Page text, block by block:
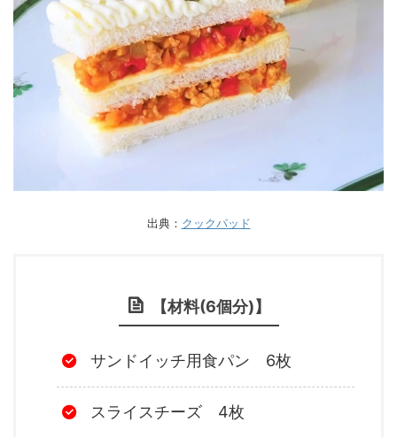
出典： クックパッド
【材料(6個分)】
サンドイッチ用食パン 6枚
スライスチーズ 4枚